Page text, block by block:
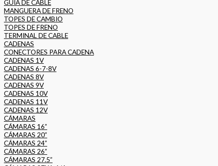
GUIA DE CABLE
MANGUERA DE FRENO
TOPES DE CAMBIO
TOPES DE FRENO
TERMINAL DE CABLE
CADENAS
CONECTORES PARA CADENA
CADENAS 1V
CADENAS 6-7-8V
CADENAS 8V
CADENAS 9V
CADENAS 10V
CADENAS 11V
CADENAS 12V
CÁMARAS
CÁMARAS 16”
CÁMARAS 20”
CÁMARAS 24”
CÁMARAS 26”
CÁMARAS 27.5”